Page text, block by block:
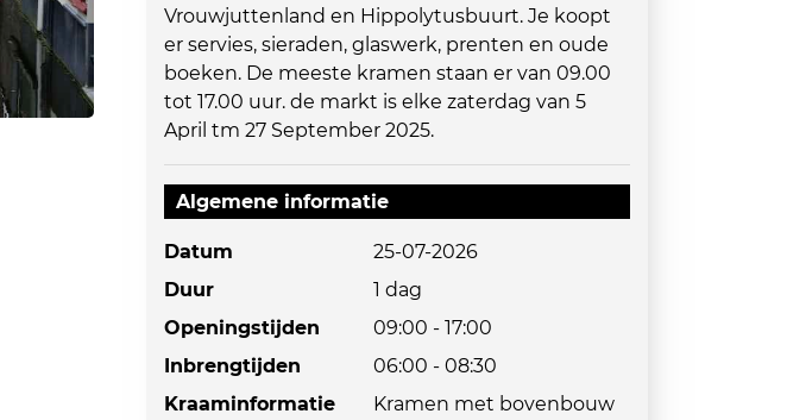
Vrouwjuttenland en Hippolytusbuurt. Je koopt
er servies, sieraden, glaswerk, prenten en oude
boeken. De meeste kramen staan er van 09.00
tot 17.00 uur. de markt is elke zaterdag van 5
April tm 27 September 2025.
Algemene informatie
Datum
25-07-2026
Duur
1 dag
Openingstijden
09:00 - 17:00
Inbrengtijden
06:00 - 08:30
Kraaminformatie
Kramen met bovenbouw